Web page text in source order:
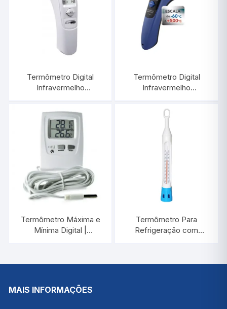
Termômetro Digital
Infravermelho
INCOTERM ST-600.2
Termômetro Digital
Infravermelho
INCOTERM ST-600.00
Termômetro Máxima e
Mínima Digital |
Termômetro Para
Refrigeração com
MM | INCOTERM 5130
MAIS INFORMAÇÕES